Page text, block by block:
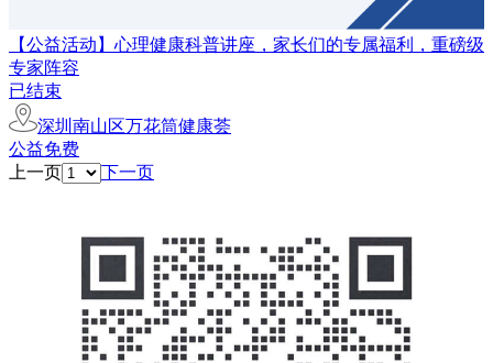
【公益活动】心理健康科普讲座，家长们的专属福利，重磅级
专家阵容
已结束
深圳南山区万花筒健康荟
公益免费
上一页
下一页